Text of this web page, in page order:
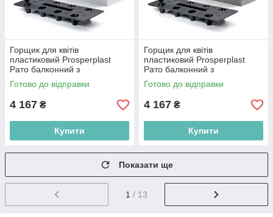
Горщик для квітів
пластиковий Prosperplast
Рато балконний з
автополивом 80*32см білий
DRTC800-S449
Готово до відправки
4 167 ₴
Купити
Горщик для квітів
пластиковий Prosperplast
Рато балконний з
автополивом 80*32см мокко
DRTC800-7529U
Готово до відправки
4 167 ₴
Купити
Показати ще
1 / 13